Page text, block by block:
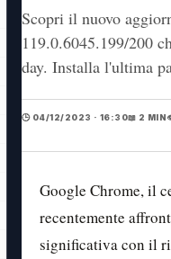
Scopri il nuovo
119.0.6045.199/200
day. Installa l'ultima
🕒 04/12/2023 · 16:30📖 2 MIN
Google Chrome, il
recentemente
significativa con il